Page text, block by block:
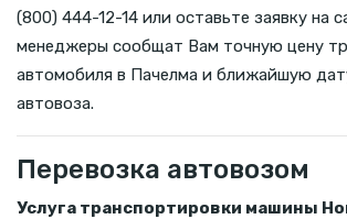
(800) 444-12-14 или оставьте заявку на
менеджеры сообщат Вам точную цену
автомобиля в Пачелма и ближайшую
автовоза.
Перевозка автовозом
Услуга транспортировки машины